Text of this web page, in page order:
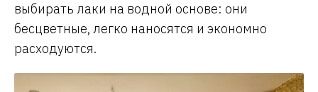
выбирать лаки на водной основе: они
бесцветные, легко наносятся и экономно
расходуются.